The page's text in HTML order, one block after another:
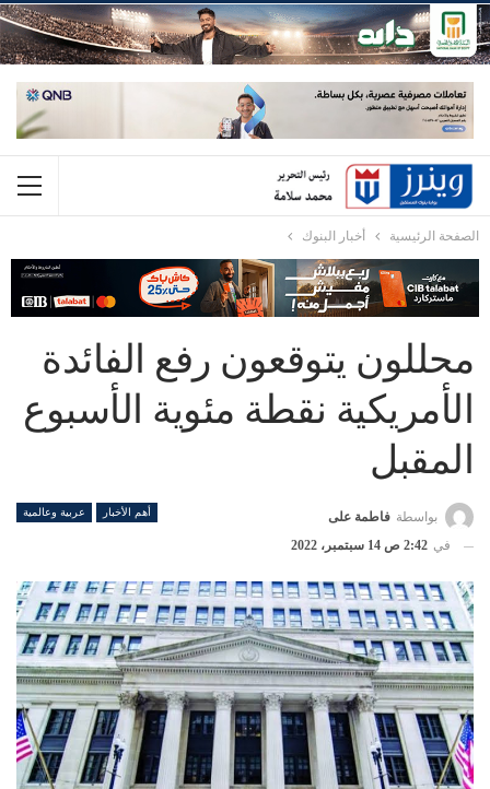
الصفحة الرئيسية أخبار البنوك
محللون يتوقعون رفع الفائدة
الأمريكية نقطة مئوية الأسبوع
المقبل
أهم الأخبار عربية وعالمية بواسطة فاطمة على
في 2:42 ص 14 سبتمبر، 2022